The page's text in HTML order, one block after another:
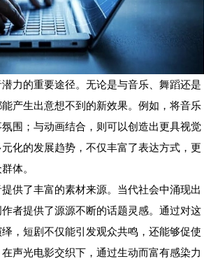
力的重要途径。无论是与音乐、舞蹈还是
产生出意想不到的新效果。例如，将音乐
围；与动画结合，则可以创造出更具视觉
化的发展趋势，不仅丰富了表达方式，更
体。
供了丰富的素材来源。当代社会中涌现出
者提供了源源不断的话题灵感。通过对这
，短剧不仅能引发观众共鸣，还能够促使
声光电影交织下，通过生动而富有感染力